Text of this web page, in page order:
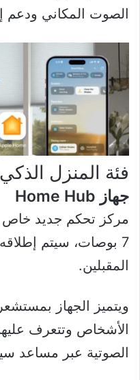
الصوت المكاني ودعم
فئة المنزل
جهاز Home Hub
مركز تحكم جديد خاص
7 بوصات، سيتم
المقبلين.
ويتميز الجهاز
الأشخاص وتتعرف
الصوتية عبر مساعد